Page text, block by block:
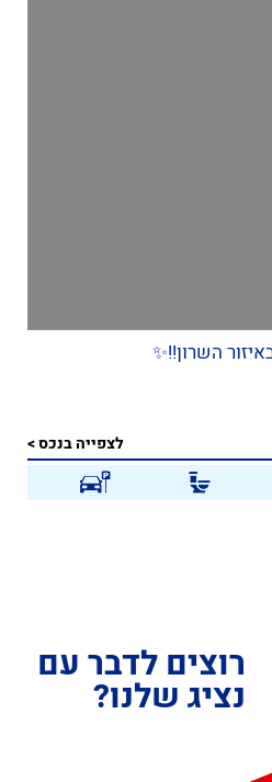
השרון!!✨
לצפייה בנכס >
רוצים לדבר עם
נציג שלנו?